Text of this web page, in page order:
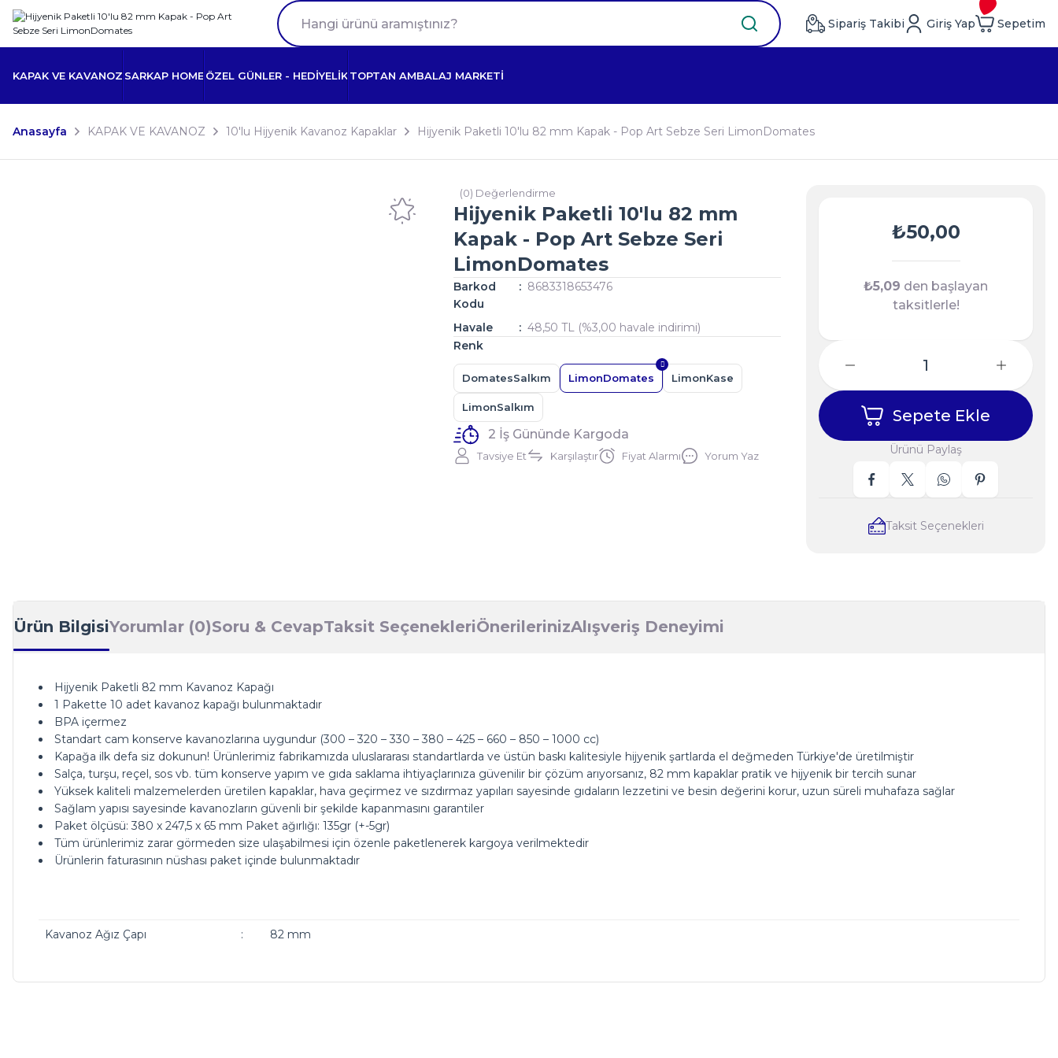
Sipariş Takibi Giriş Yap Sepetim
KAPAK VE KAVANOZ SARKAP HOME ÖZEL GÜNLER - HEDİYELİK TOPTAN AMBALAJ MARKETİ
Anasayfa KAPAK VE KAVANOZ 10'lu Hijyenik Kavanoz Kapaklar Hijyenik Paketli 10'lu 82 mm Kapak - Pop Art Sebze Seri LimonDomates
(0) Değerlendirme
Hijyenik Paketli 10'lu 82 mm
Kapak - Pop Art Sebze Seri
LimonDomates
Barkod
Kodu
8683318653476
Havale
48,50 TL (%3,00 havale indirimi)
Renk
DomatesSalkım LimonDomates LimonKase
LimonSalkım
2 İş Gününde Kargoda
Tavsiye Et Karşılaştır Fiyat Alarmı Yorum Yaz
₺50,00
₺5,09 den başlayan
taksitlerle!
Sepete Ekle
Ürünü Paylaş
Taksit Seçenekleri
Ürün BilgisiYorumlar (0)Soru & CevapTaksit SeçenekleriÖnerilerinizAlışveriş Deneyimi
Hijyenik Paketli 82 mm Kavanoz Kapağı
1 Pakette 10 adet kavanoz kapağı bulunmaktadır
BPA içermez
Standart cam konserve kavanozlarına uygundur (300 – 320 – 330 – 380 – 425 – 660 – 850 – 1000 cc)
Kapağa ilk defa siz dokunun! Ürünlerimiz fabrikamızda uluslararası standartlarda ve üstün baskı kalitesiyle hijyenik şartlarda el değmeden Türkiye'de üretilmiştir
Salça, turşu, reçel, sos vb. tüm konserve yapım ve gıda saklama ihtiyaçlarınıza güvenilir bir çözüm arıyorsanız, 82 mm kapaklar pratik ve hijyenik bir tercih sunar
Yüksek kaliteli malzemelerden üretilen kapaklar, hava geçirmez ve sızdırmaz yapıları sayesinde gıdaların lezzetini ve besin değerini korur, uzun süreli muhafaza sağlar
Sağlam yapısı sayesinde kavanozların güvenli bir şekilde kapanmasını garantiler
Paket ölçüsü: 380 x 247,5 x 65 mm Paket ağırlığı: 135gr (+-5gr)
Tüm ürünlerimiz zarar görmeden size ulaşabilmesi için özenle paketlenerek kargoya verilmektedir
Ürünlerin faturasının nüshası paket içinde bulunmaktadır
Kavanoz Ağız Çapı : 82 mm